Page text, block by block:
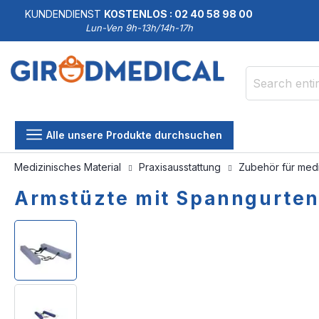
KUNDENDIENST KOSTENLOS : 02 40 58 98 00
Lun-Ven 9h-13h/14h-17h
Alle unsere Produkte durchsuchen
Medizinisches Material Praxisausstattung Zubehör für
Armstüzte mit
Skip
the
end
of
images
Skip
the
beginning
of
images